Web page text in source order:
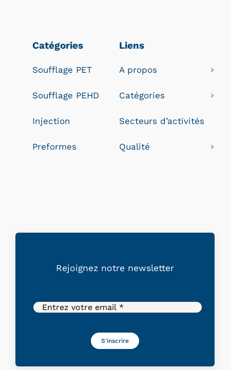
Catégories
Soufflage PET
Soufflage PEHD
Injection
Preformes
Liens
A propos
Catégories
Secteurs d’activités
Qualité
Rejoignez notre newsletter
S'inscrire